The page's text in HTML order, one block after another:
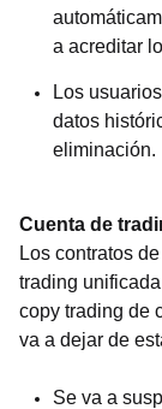
a acreditar
Los
datos
eliminación.
Cuenta de
Los contratos
trading
copy trading de
va a dejar de
Se va a